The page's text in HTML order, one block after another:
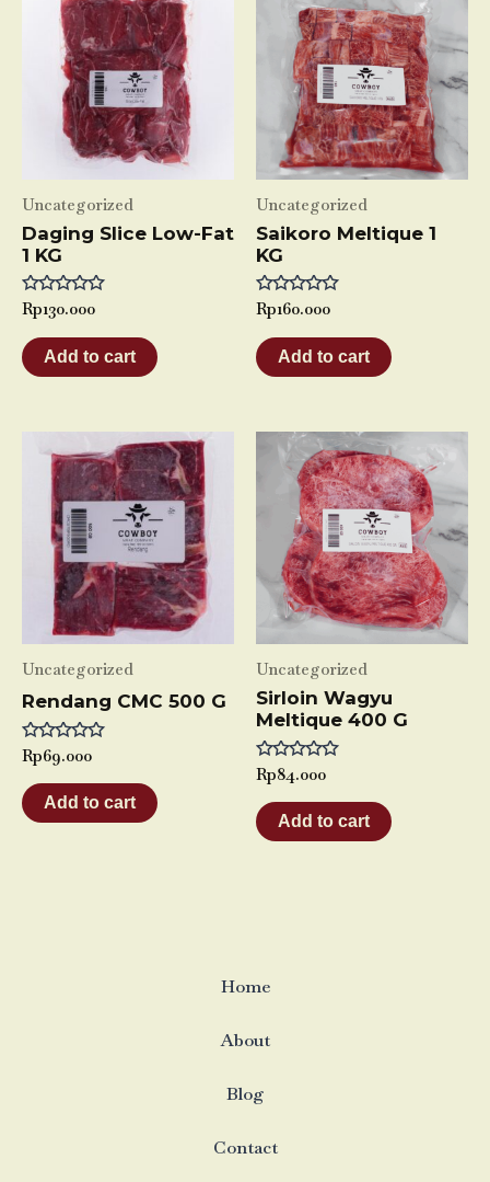
Uncategorized
Daging Slice Low-Fat
1 KG
Rated
out
of
5
Rp130.000
Add to cart
Uncategorized
Saikoro Meltique 1
KG
Rated
out
of
5
Rp160.000
Add to cart
Uncategorized
Rendang CMC 500 G
Rated
out
of
5
Rp69.000
Add to cart
Uncategorized
Sirloin Wagyu
Meltique 400 G
Rated
out
of
5
Rp84.000
Add to cart
Home
About
Blog
Contact